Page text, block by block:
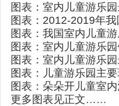
图表：室内儿童游乐
图表：2012-2019年
图表：我国室内儿童
图表：室内儿童游乐
图表：室内儿童游乐
图表：儿童游乐园主
图表：朵朵开儿童室
更多图表见正文……